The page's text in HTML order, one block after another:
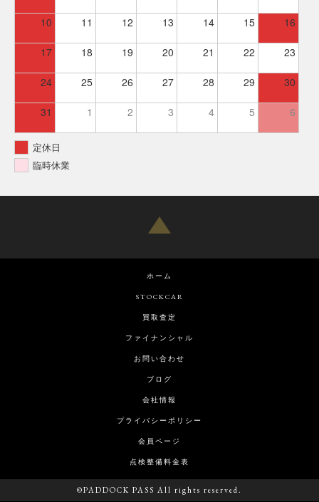
10 11 12 13 14 15 16
17 18 19 20 21 22 23
24 25 26 27 28 29 30
31 1 2 3 4 5 6
定休日
臨時休業
ホーム
STOCKCAR
買取査定
ファイナンシャル
お問い合わせ
ブログ
会社情報
プライバシーポリシー
会員ページ
点検整備料金表
©PADDOCK PASS All rights reserved.